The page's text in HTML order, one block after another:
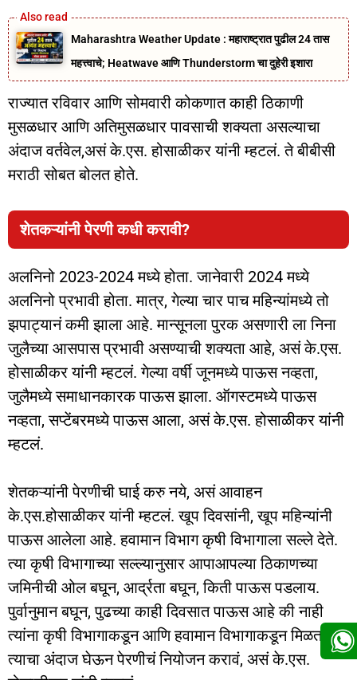
Maharashtra Weather Update : महाराष्ट्रात पुढील 24 तास
महत्त्वाचे; Heatwave आणि Thunderstorm चा दुहेरी इशारा
राज्यात रविवार आणि सोमवारी कोकणात काही ठिकाणी
मुसळधार आणि अतिमुसळधार पावसाची शक्यता असल्याचा
अंदाज वर्तवेल,असं के.एस. होसाळीकर यांनी म्हटलं. ते बीबीसी
मराठी सोबत बोलत होते.
शेतकऱ्यांनी पेरणी कधी करावी?
अलनिनो 2023-2024 मध्ये होता. जानेवारी 2024 मध्ये
अलनिनो प्रभावी होता. मात्र, गेल्या चार पाच महिन्यांमध्ये तो
झपाट्यानं कमी झाला आहे. मान्सूनला पुरक असणारी ला निना
जुलैच्या आसपास प्रभावी असण्याची शक्यता आहे, असं के.एस.
होसाळीकर यांनी म्हटलं. गेल्या वर्षी जूनमध्ये पाऊस नव्हता,
जुलैमध्ये समाधानकारक पाऊस झाला. ऑगस्टमध्ये पाऊस
नव्हता, सप्टेंबरमध्ये पाऊस आला, असं के.एस. होसाळीकर यांनी
म्हटलं.
शेतकऱ्यांनी पेरणीची घाई करु नये, असं आवाहन
के.एस.होसाळीकर यांनी म्हटलं. खूप दिवसांनी, खूप महिन्यांनी
पाऊस आलेला आहे. हवामान विभाग कृषी विभागाला सल्ले देते.
त्या कृषी विभागाच्या सल्ल्यानुसार आपाआपल्या ठिकाणच्या
जमिनीची ओल बघून, आर्द्रता बघून, किती पाऊस पडलाय.
पुर्वानुमान बघून, पुढच्या काही दिवसात पाऊस आहे की नाही
त्यांना कृषी विभागाकडून आणि हवामान विभागाकडून मिळतात,
त्याचा अंदाज घेऊन पेरणीचं नियोजन करावं, असं के.एस.